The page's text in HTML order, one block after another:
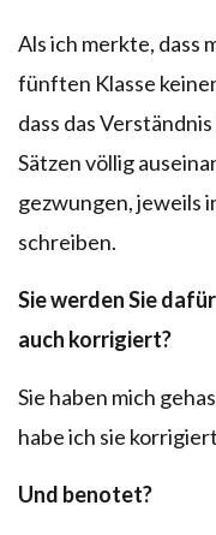
Als ich merkte, dass
fünften Klasse
dass das
Sätzen völlig
gezwungen, jeweils
schreiben.
Sie werden Sie
auch korrigiert?
Sie haben mich
habe ich sie
Und benotet?